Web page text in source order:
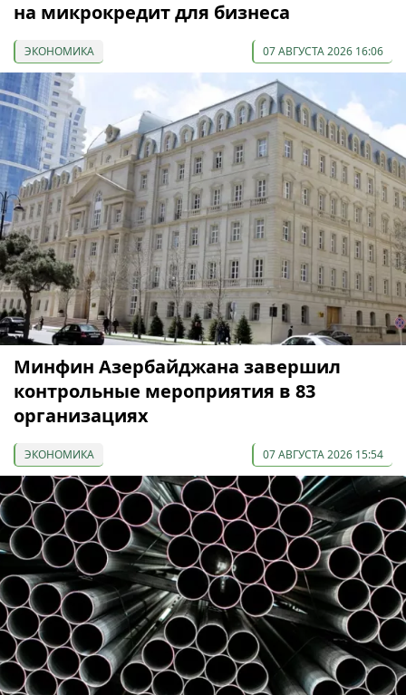
на микрокредит для бизнеса
ЭКОНОМИКА 07 АВГУСТА 2026 16:06
Минфин Азербайджана завершил
контрольные мероприятия в 83
организациях
ЭКОНОМИКА 07 АВГУСТА 2026 15:54